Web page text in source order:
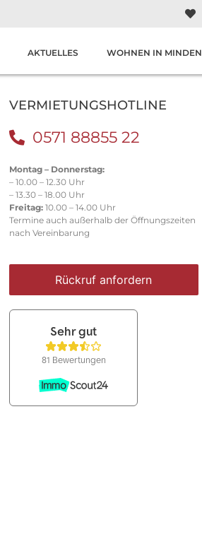
AKTUELLES WOHNEN IN MINDEN
VERMIETUNGSHOTLINE
0571 88855 22
Montag – Donnerstag:
– 10.00 – 12.30 Uhr
– 13.30 – 18.00 Uhr
Freitag: 10.00 – 14.00 Uhr
Termine auch außerhalb der Öffnungszeiten
nach Vereinbarung
Rückruf anfordern